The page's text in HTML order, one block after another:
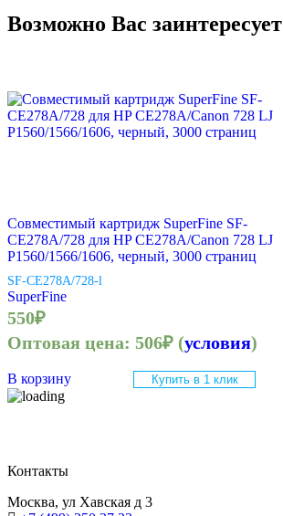
Возможно Вас заинтересует
Совместимый картридж SuperFine SF-
CE278A/728 для HP CE278A/Canon 728 LJ
P1560/1566/1606, черный, 3000 страниц
SF-CE278A/728-l
SuperFine
550₽
Оптовая цена: 506₽ (условия)
В корзину Купить в 1 клик
Контакты
Москва, ул Хавская д 3